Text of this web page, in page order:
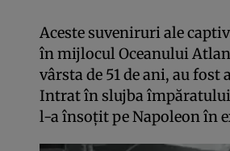
Aceste suveniruri ale
în mijlocul Oceanului
vârsta de 51 de ani, au fost
Intrat în slujba împăratului
l-a însoţit pe Napoleon în